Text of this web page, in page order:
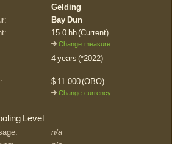
Gelding
Bay Dun
15.0 hh (Current)
Change measure
4 years (*2022)
$ 11.000 (OBO)
Change currency
Level
n/a